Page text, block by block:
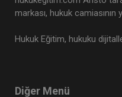
markası, hukuk camiasının
Hukuk Eğitim, hukuku
Diğer Menü